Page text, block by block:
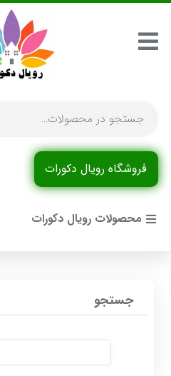
فروشگاه رویال دکورات
محصولات رویال دکورات
جستجو
جستجو
برای: